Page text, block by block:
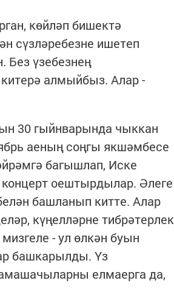
көйләп бишектә
сүзләребезне ишетеп
Без үзебезнең
алмыйбыз. Алар -
30 гыйнварында чыккан
аеның соңгы якшәмбесе
багышлап, Иске
оештырдылар. Әлеге
башланып китте. Алар
күңелләрне тибрәтерлек
- ул өлкән буын
башкарылды. Үз
елмаерга да,